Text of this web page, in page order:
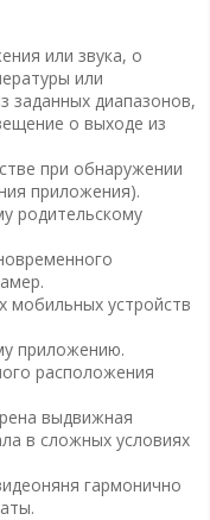
или звука, о
или
заданных диапазонов,
о выходе из
при обнаружении
приложения).
родительскому
мобильных устройств
приложению.
расположения
выдвижная
в сложных условиях
гармонично